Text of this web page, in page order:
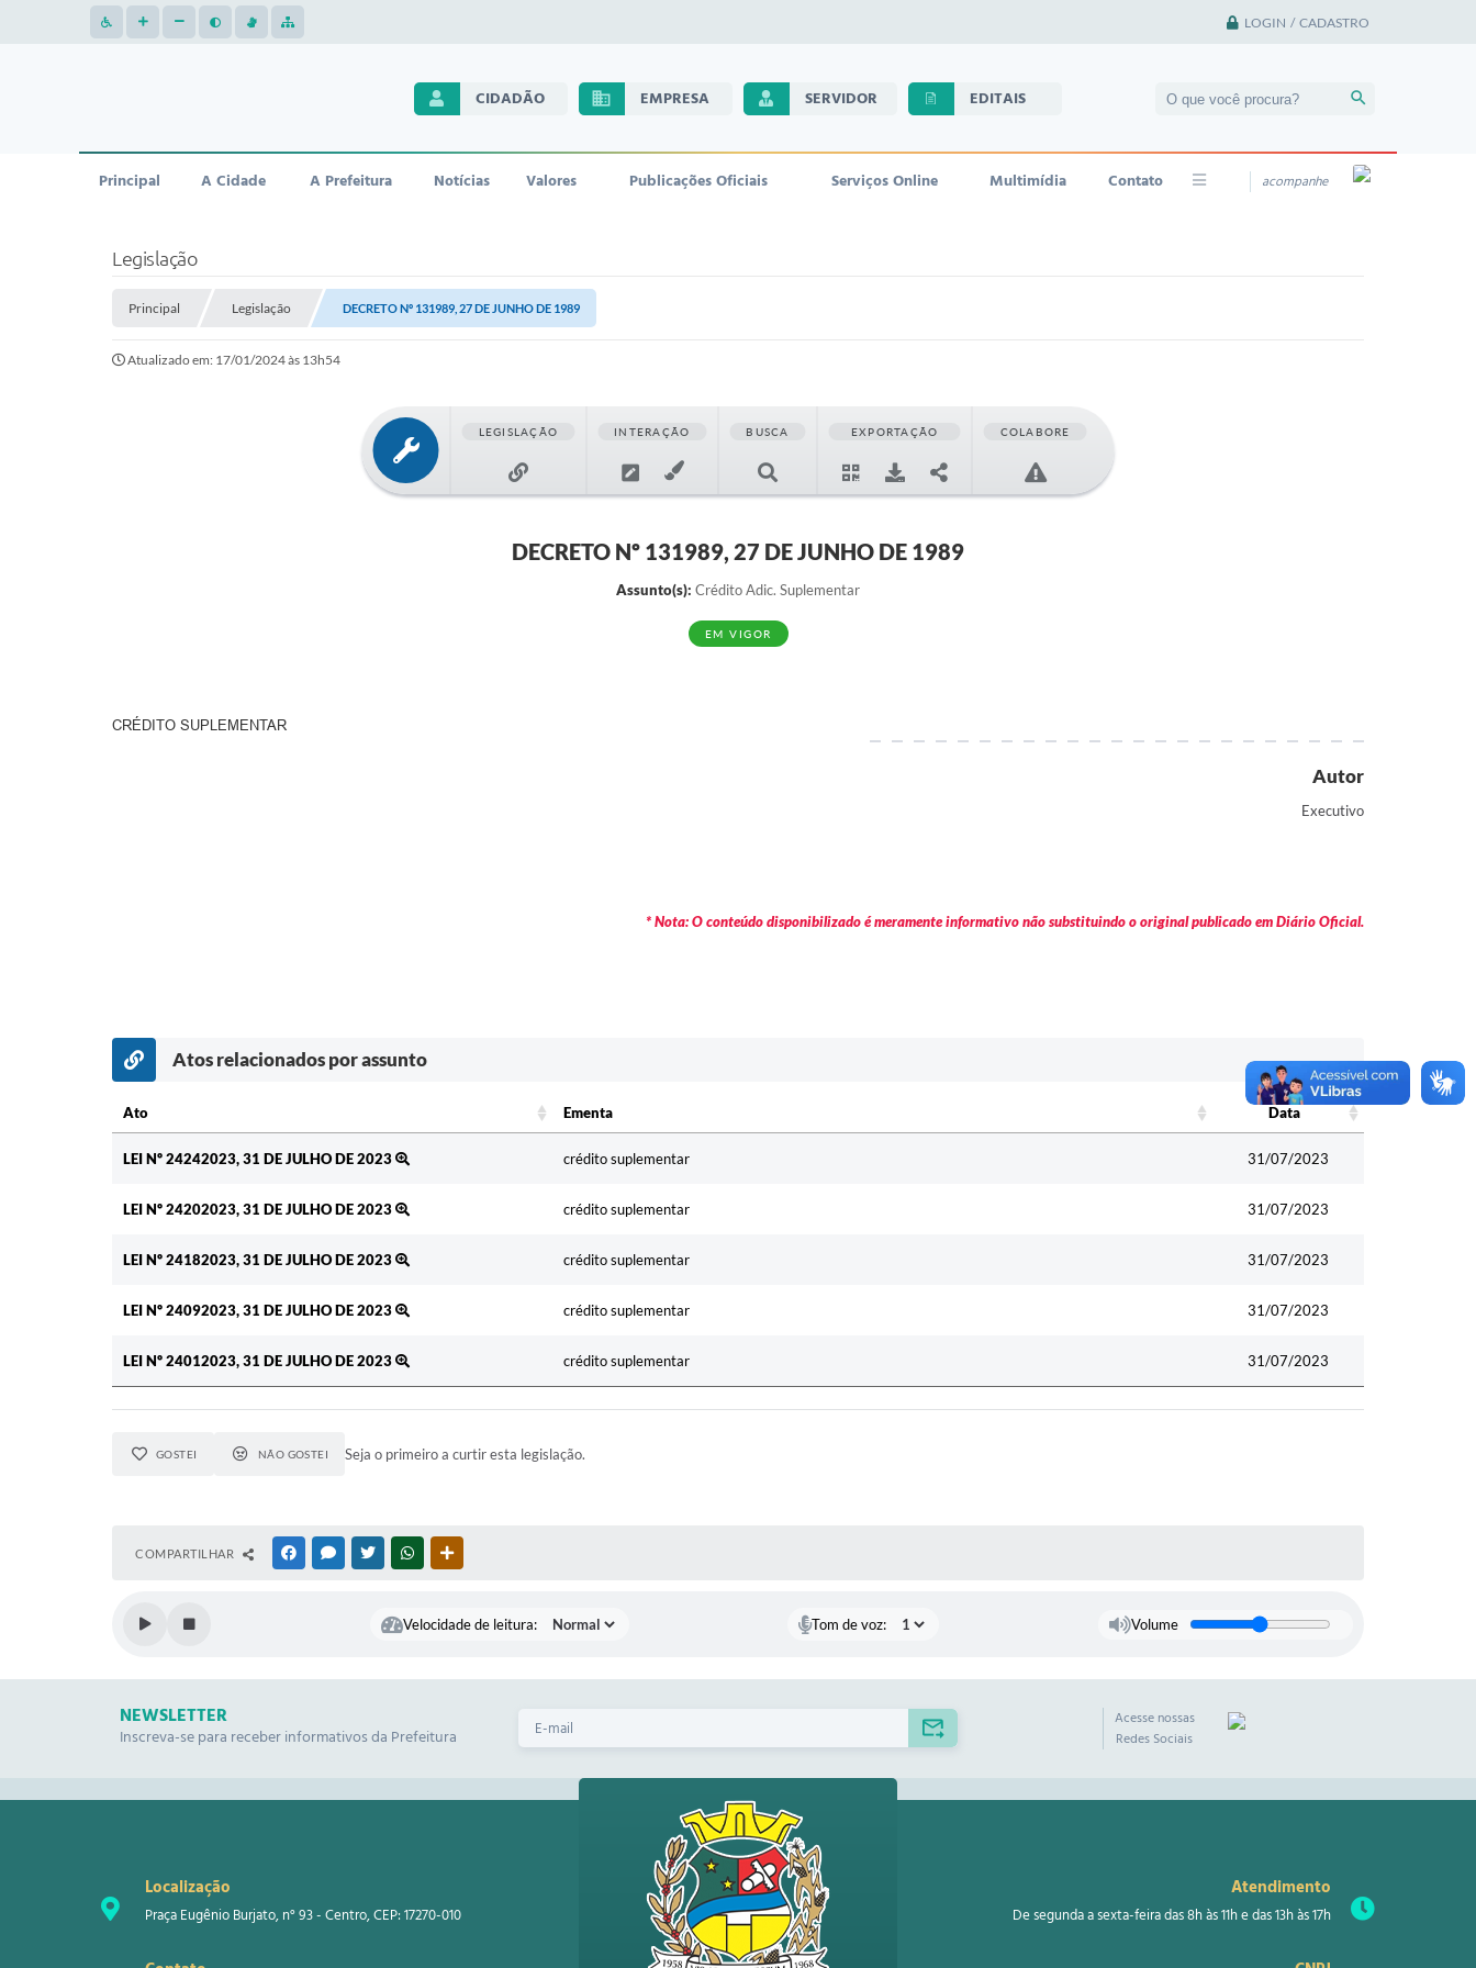
LOGIN / CADASTRO
CIDADÃO EMPRESA SERVIDOR EDITAIS
Principal A Cidade A Prefeitura Notícias Valores Publicações Oficiais Serviços Online Multimídia Contato acompanhe
Legislação
Principal Legislação DECRETO Nº 131989, 27 DE JUNHO DE 1989
Atualizado em: 17/01/2024 às 13h54
LEGISLAÇÃO INTERAÇÃO BUSCA EXPORTAÇÃO COLABORE
DECRETO Nº 131989, 27 DE JUNHO DE 1989
Assunto(s): Crédito Adic. Suplementar
EM VIGOR
CRÉDITO SUPLEMENTAR
Autor
Executivo
* Nota: O conteúdo disponibilizado é meramente informativo não substituindo o original publicado em Diário Oficial.
Atos relacionados por assunto
Ato Ementa
Data
LEI Nº 24242023, 31 DE JULHO DE 2023
crédito suplementar 31/07/2023
LEI Nº 24202023, 31 DE JULHO DE 2023 crédito suplementar 31/07/2023
LEI Nº 24182023, 31 DE JULHO DE 2023 crédito suplementar 31/07/2023
LEI Nº 24092023, 31 DE JULHO DE 2023 crédito suplementar 31/07/2023
LEI Nº 24012023, 31 DE JULHO DE 2023 crédito suplementar 31/07/2023
GOSTEI NÃO GOSTEI Seja o primeiro a curtir esta legislação.
COMPARTILHAR FACEBOOKMESSENGER
TWITTERWHATSAPP
Velocidade de leitura: Tom de voz: Volume
NEWSLETTER
Inscreva-se para receber informativos da Prefeitura
Acesse nossas
Redes Sociais
Localização
Praça Eugênio Burjato, n° 93 - Centro, CEP: 17270-010
Atendimento
De segunda a sexta-feira das 8h às 11h e das 13h às 17h